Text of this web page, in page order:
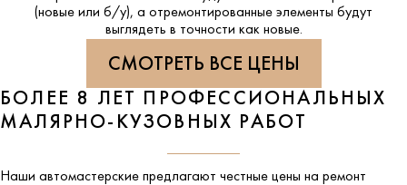
(новые или б/у), а отремонтированные элементы будут
выглядеть в точности как новые.
СМОТРЕТЬ ВСЕ ЦЕНЫ
БОЛЕЕ 8 ЛЕТ ПРОФЕССИОНАЛЬНЫХ
МАЛЯРНО-КУЗОВНЫХ РАБОТ
Наши автомастерские предлагают честные цены на ремонт